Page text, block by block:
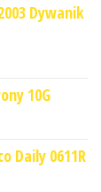
Dywanik
10G
Daily 0611R